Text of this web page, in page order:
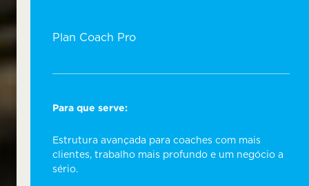
Plan Coach Pro
Para que serve:
Estrutura avançada para coaches com mais
clientes, trabalho mais profundo e um negócio a
sério.